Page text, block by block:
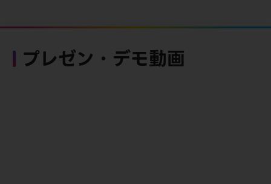
プレゼン・デモ動画